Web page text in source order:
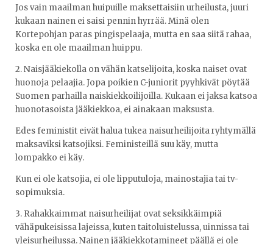
Jos vain maailman huipuille maksettaisiin urheilusta, juuri
kukaan nainen ei saisi pennin hyrrää. Minä olen
Kortepohjan paras pingispelaaja, mutta en saa siitä rahaa,
koska en ole maailman huippu.
2. Naisjääkiekolla on vähän katselijoita, koska naiset ovat
huonoja pelaajia. Jopa poikien C-juniorit pyyhkivät pöytää
Suomen parhailla naiskiekkoilijoilla. Kukaan ei jaksa katsoa
huonotasoista jääkiekkoa, ei ainakaan maksusta.
Edes feministit eivät halua tukea naisurheilijoita ryhtymällä
maksaviksi katsojiksi. Feministeillä suu käy, mutta
lompakko ei käy.
Kun ei ole katsojia, ei ole lipputuloja, mainostajia tai tv-
sopimuksia.
3. Rahakkaimmat naisurheilijat ovat seksikkäimpiä
vähäpukeisissa lajeissa, kuten taitoluistelussa, uinnissa tai
yleisurheilussa. Nainen jääkiekkotamineet päällä ei ole